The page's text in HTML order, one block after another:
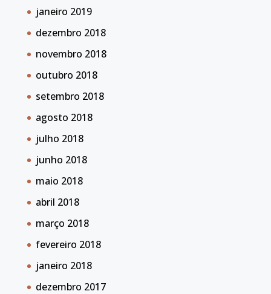
janeiro 2019
dezembro 2018
novembro 2018
outubro 2018
setembro 2018
agosto 2018
julho 2018
junho 2018
maio 2018
abril 2018
março 2018
fevereiro 2018
janeiro 2018
dezembro 2017